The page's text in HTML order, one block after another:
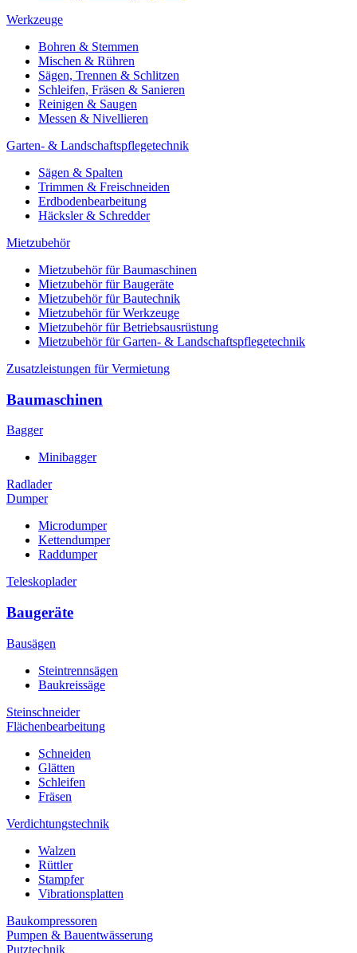
Werkzeuge
Bohren & Stemmen
Mischen & Rühren
Sägen, Trennen & Schlitzen
Schleifen, Fräsen & Sanieren
Reinigen & Saugen
Messen & Nivellieren
Garten- & Landschaftspflegetechnik
Sägen & Spalten
Trimmen & Freischneiden
Erdbodenbearbeitung
Häcksler & Schredder
Mietzubehör
Mietzubehör für Baumaschinen
Mietzubehör für Baugeräte
Mietzubehör für Bautechnik
Mietzubehör für Werkzeuge
Mietzubehör für Betriebsausrüstung
Mietzubehör für Garten- & Landschaftspflegetechnik
Zusatzleistungen für Vermietung
Baumaschinen
Bagger
Minibagger
Radlader
Dumper
Microdumper
Kettendumper
Raddumper
Teleskoplader
Baugeräte
Bausägen
Steintrennsägen
Baukreissäge
Steinschneider
Flächenbearbeitung
Schneiden
Glätten
Schleifen
Fräsen
Verdichtungstechnik
Walzen
Rüttler
Stampfer
Vibrationsplatten
Baukompressoren
Pumpen & Bauentwässerung
Putztechnik